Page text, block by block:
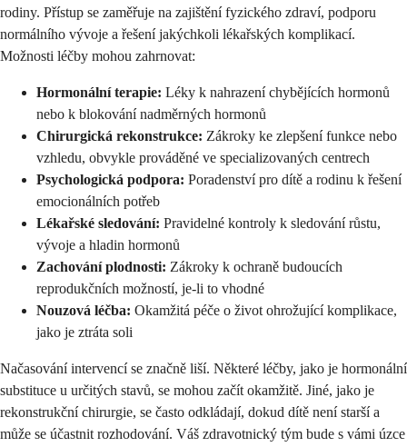
rodiny. Přístup se zaměřuje na zajištění fyzického zdraví, podporu
normálního vývoje a řešení jakýchkoli lékařských komplikací.
Možnosti léčby mohou zahrnovat:
Hormonální terapie: Léky k nahrazení chybějících hormonů
nebo k blokování nadměrných hormonů
Chirurgická rekonstrukce: Zákroky ke zlepšení funkce nebo
vzhledu, obvykle prováděné ve specializovaných centrech
Psychologická podpora: Poradenství pro dítě a rodinu k řešení
emocionálních potřeb
Lékařské sledování: Pravidelné kontroly k sledování růstu,
vývoje a hladin hormonů
Zachování plodnosti: Zákroky k ochraně budoucích
reprodukčních možností, je-li to vhodné
Nouzová léčba: Okamžitá péče o život ohrožující komplikace,
jako je ztráta soli
Načasování intervencí se značně liší. Některé léčby, jako je hormonální
substituce u určitých stavů, se mohou začít okamžitě. Jiné, jako je
rekonstrukční chirurgie, se často odkládají, dokud dítě není starší a
může se účastnit rozhodování. Váš zdravotnický tým bude s vámi úzce